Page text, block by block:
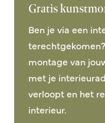
Gratis
Ben je via een
montage van
met je
verloopt en het
interieur.